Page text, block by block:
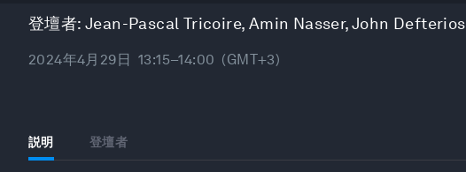
登壇者: Jean-Pascal Tricoire, Amin Nasser,John Defterios
2024年4月29日 13:15–14:00 (GMT+3)
説明 登壇者
seconds
Volume
90%